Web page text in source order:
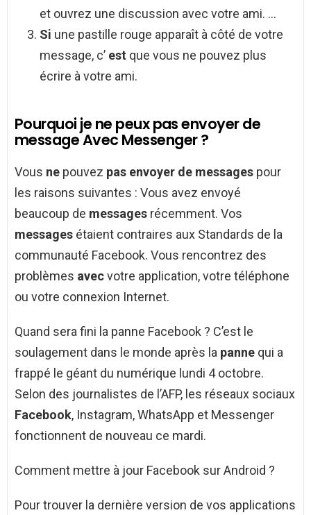
et ouvrez une discussion avec votre ami. …
Si une pastille rouge apparaît à côté de votre
message, c’ est que vous ne pouvez plus
écrire à votre ami.
Pourquoi je ne peux pas envoyer de
message Avec Messenger ?
Vous ne pouvez pas envoyer de messages pour
les raisons suivantes : Vous avez envoyé
beaucoup de messages récemment. Vos
messages étaient contraires aux Standards de la
communauté Facebook. Vous rencontrez des
problèmes avecvotre application, votre téléphone
ou votre connexion Internet.
Quand sera fini la panne Facebook ? C’est le
soulagement dans le monde après la panne qui a
frappé le géant du numérique lundi 4 octobre.
Selon des journalistes de l’AFP, les réseaux sociaux
Facebook, Instagram, WhatsApp et Messenger
fonctionnent de nouveau ce mardi.
Comment mettre à jour Facebook sur Android ?
Pour trouver la dernière version de vos applications